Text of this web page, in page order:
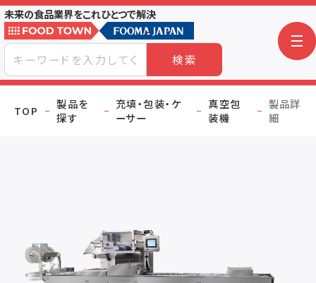
未来の食品業界をこれひとつで解決
検索
TOP
製品を
探す
充填・包装・ケ
ーサー
真空包
装機
製品詳
細